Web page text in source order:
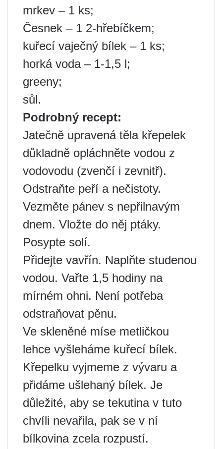
mrkev – 1 ks;
Česnek – 1 2-hřebíčkem;
kuřecí vaječný bílek – 1 ks;
horká voda – 1-1,5 l;
greeny;
sůl.
Podrobný recept:
Jatečně upravená těla křepelek
důkladně opláchněte vodou z
vodovodu (zvenčí i zevnitř).
Odstraňte peří a nečistoty.
Vezměte pánev s nepřilnavým
dnem. Vložte do něj ptáky.
Posypte solí.
Přidejte vavřín. Naplňte studenou
vodou. Vařte 1,5 hodiny na
mírném ohni. Není potřeba
odstraňovat pěnu.
Ve skleněné míse metličkou
lehce vyšleháme kuřecí bílek.
Křepelku vyjmeme z vývaru a
přidáme ušlehaný bílek. Je
důležité, aby se tekutina v tuto
chvíli nevařila, pak se v ní
bílkovina zcela rozpustí.